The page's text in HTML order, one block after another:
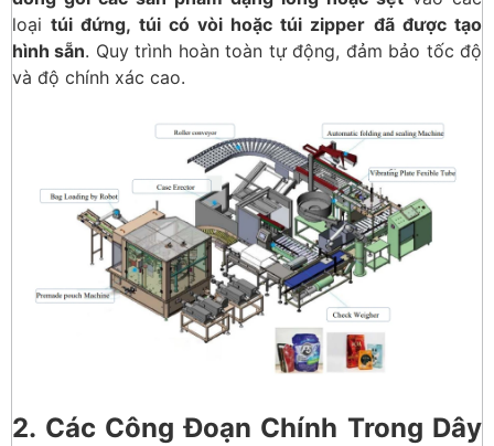
loạitúi đứng, túi có vòi hoặc túi zipper đã được tạo
hình sẵn. Quy trình hoàn toàn tự động, đảm bảo tốc độ
và độ chính xác cao.
2. Các Công Đoạn Chính Trong Dây